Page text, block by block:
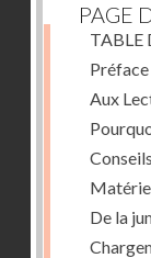
PAGE
TABLE
Aux
De la